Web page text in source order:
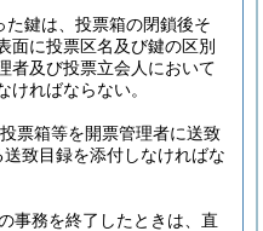
鍵は、投票箱の閉鎖後そ
面に投票区名及び鍵の区別
者及び投票立会人において
ればならない。
票箱等を開票管理者に送致
送致目録を添付しなければな
事務を終了したときは、直